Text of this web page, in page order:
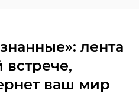
лента
ваш мир